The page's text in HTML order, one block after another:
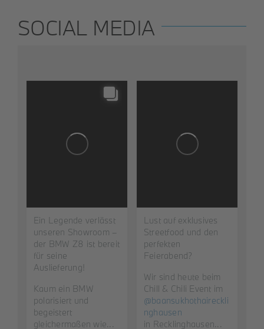
SOCIAL MEDIA
Ein Legende verlässt
unseren Showroom –
der BMW Z8 ist bereit
für seine
Auslieferung!
Kaum ein BMW
polarisiert und
begeistert
gleichermaßen wie...
Lust auf exklusives
Streetfood und den
perfekten
Feierabend? ️
Wir sind heute beim
Chill & Chili Event im
@baansukhothaireckli
nghausen
in Recklinghausen...